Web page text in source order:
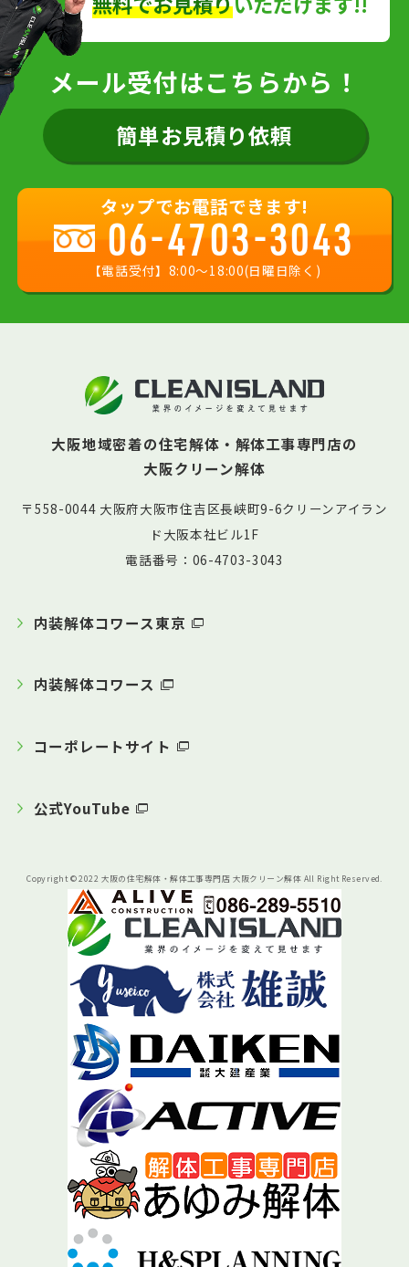
メール受付はこちらから！
簡単お見積り依頼
タップでお電話できます!
06-4703-3043
【電話受付】8:00〜18:00(日曜日除く)
大阪地域密着の住宅解体・解体工事専門店の
大阪クリーン解体
〒558-0044 大阪府大阪市住吉区長峡町9-6クリーンアイラン
ド大阪本社ビル1F
電話番号：06-4703-3043
内装解体コワース東京
内装解体コワース
コーポレートサイト
公式YouTube
Copyright © 2022 大阪の住宅解体・解体工事専門店 大阪クリーン解体 All Right Reserved.